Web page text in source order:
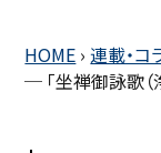
HOME › 連載・コ
─ 「坐禅御詠歌